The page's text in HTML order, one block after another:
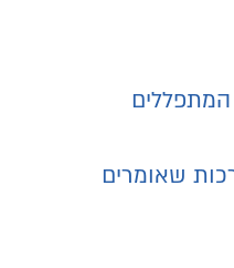
המתפללים
שאומרים